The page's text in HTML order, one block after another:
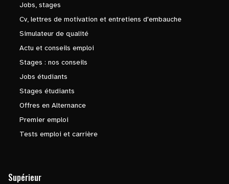
Jobs, stages
Cv, lettres de motivation et entretiens d'embauche
Simulateur de qualité
Actu et conseils emploi
Stages : nos conseils
Jobs étudiants
Stages étudiants
Offres en Alternance
Premier emploi
Tests emploi et carrière
Supérieur